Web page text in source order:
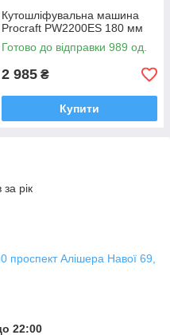
Кутошліфувальна машина
Procraft PW2200ES 180 мм
Готово до відправки 989 од.
2 985 ₴
Купити
рік
проспект Алішера Навої 69,
22:00